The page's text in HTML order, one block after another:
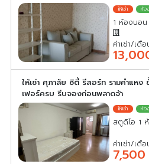
1 ห้องนอ
ค่าเช่า/เดือ
ให้เช่า ศุภาลัย ซิตี้ รีสอร์ท รามคำแหง
เฟอร์ครบ รีบจองก่อนพลาดจ้า
สตูดิโอ 1
ค่าเช่า/เดือ
7,500